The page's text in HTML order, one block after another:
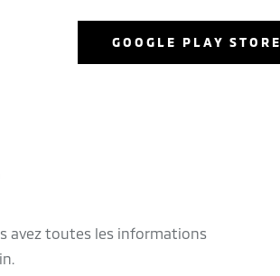
GOOGLE PLAY STORE
avez toutes les informations